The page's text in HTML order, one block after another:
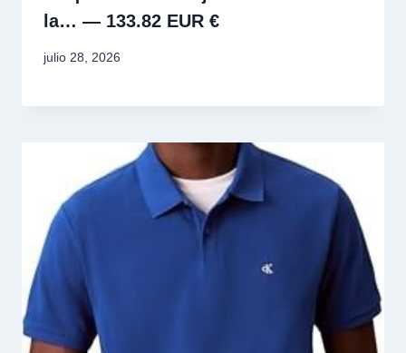
la… — 133.82 EUR €
julio 28, 2026